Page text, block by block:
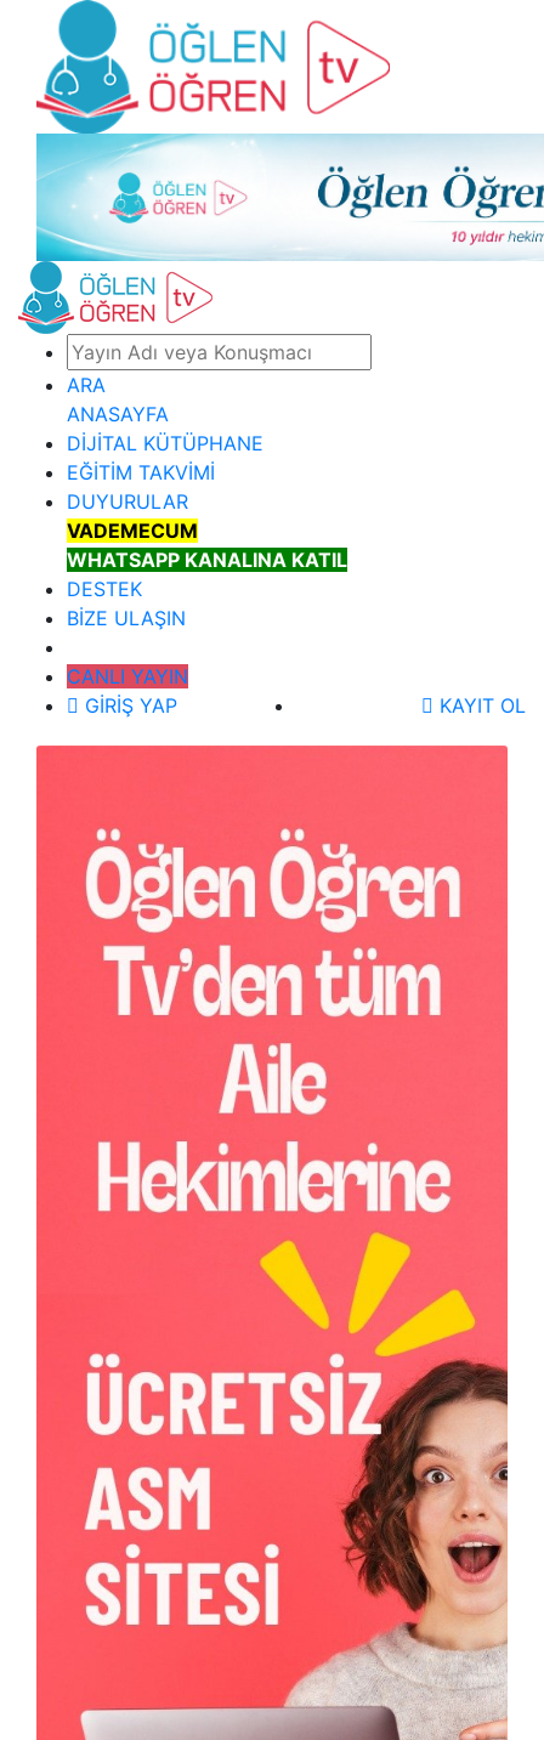
ARA
ANASAYFA
DİJİTAL KÜTÜPHANE
EĞİTİM TAKVİMİ
DUYURULAR
VADEMECUM
WHATSAPP KANALINA KATIL
DESTEK
BİZE ULAŞIN
CANLI YAYIN
GİRİŞ YAP
KAYIT OL